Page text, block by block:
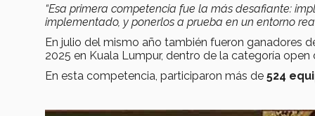
“Esa primera competencia fue la más desafiante:
implementado, y ponerlos a prueba en un entorno
En julio del mismo año también fueron ganadores
2025 en Kuala Lumpur, dentro de la categoría
En esta competencia, participaron más de 524